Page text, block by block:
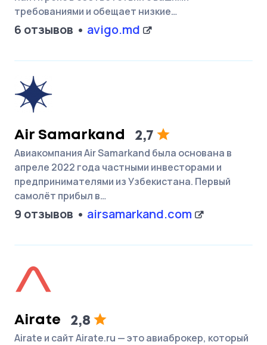
требованиями и обещает низкие…
6 отзывов avigo.md
Air Samarkand 2,7
Авиакомпания Air Samarkand была основана в
апреле 2022 года частными инвесторами и
предпринимателями из Узбекистана. Первый
самолёт прибыл в…
9 отзывов airsamarkand.com
Airate 2,8
Airate и сайт Airate.ru — это авиаброкер, который